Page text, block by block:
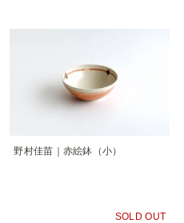
野村佳苗｜赤絵鉢（小）
SOLD OUT